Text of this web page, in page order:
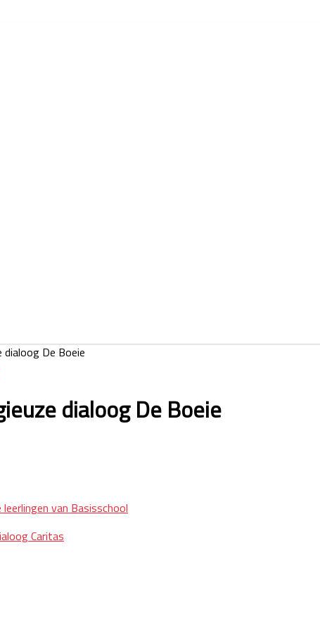
De Boeie
dialoog De Boeie
van Basisschool
Caritas